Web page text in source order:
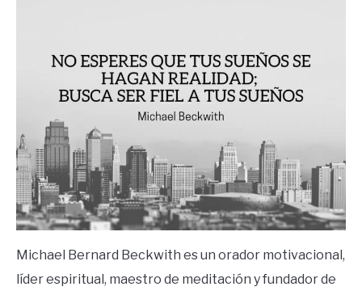
Michael Bernard Beckwith es un orador motivacional,
líder espiritual, maestro de meditación y fundador de